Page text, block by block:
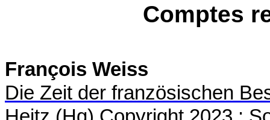
Comptes
François Weiss
Die Zeit der französischen